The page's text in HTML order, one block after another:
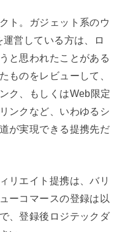
ト。ガジェット系のウ
営している方は、ロ
と思われたことがある
ものをレビューして、
ク、もしくはWeb限定
ンクなど、いわゆるシ
が実現できる提携先だ
リエイト提携は、バリ
ーコマースの登録は以
、登録後ロジテックダ